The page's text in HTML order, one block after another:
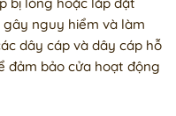
nguy hiểm và làm
dây cáp và dây cáp hỗ
đảm bảo cửa hoạt động